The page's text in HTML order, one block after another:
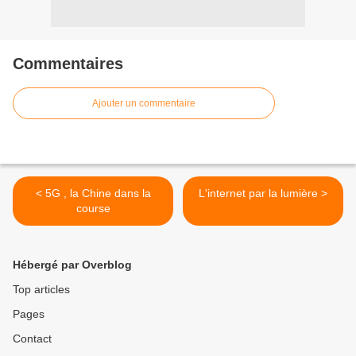
Commentaires
Ajouter un commentaire
< 5G , la Chine dans la
course
L'internet par la lumière >
Hébergé par Overblog
Top articles
Pages
Contact